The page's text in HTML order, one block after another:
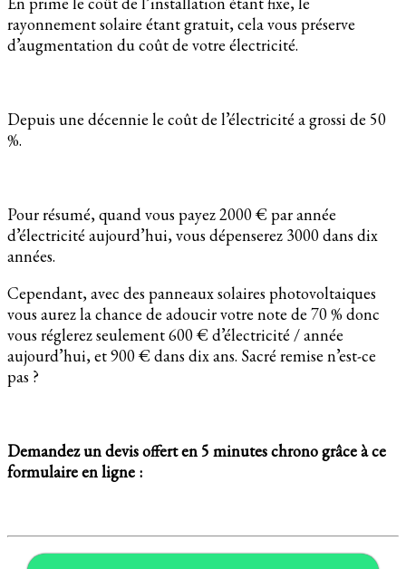
rayonnement solaire étant gratuit, cela vous préserve
d’augmentation du coût de votre électricité.
Depuis une décennie le coût de l’électricité a grossi de 50
%.
Pour résumé, quand vous payez 2000 € par année
d’électricité aujourd’hui, vous dépenserez 3000 dans dix
années.
Cependant, avec des panneaux solaires photovoltaiques
vous aurez la chance de adoucir votre note de 70 % donc
vous réglerez seulement 600 € d’électricité / année
aujourd’hui, et 900 € dans dix ans. Sacré remise n’est-ce
pas ?
Demandez un devis offert en 5 minutes chrono grâce à ce
formulaire en ligne :